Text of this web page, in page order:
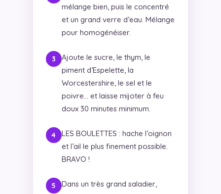
mélange bien, puis le concentré
et un grand verre d’eau. Mélange
pour homogénéiser.
Ajoute le sucre, le thym, le
piment d’Espelette, la
Worcestershire, le sel et le
poivre… et laisse mijoter à feu
doux 30 minutes minimum.
LES BOULETTES : hache l’oignon
et l’ail le plus finement possible.
BRAVO !
Dans un très grand saladier,